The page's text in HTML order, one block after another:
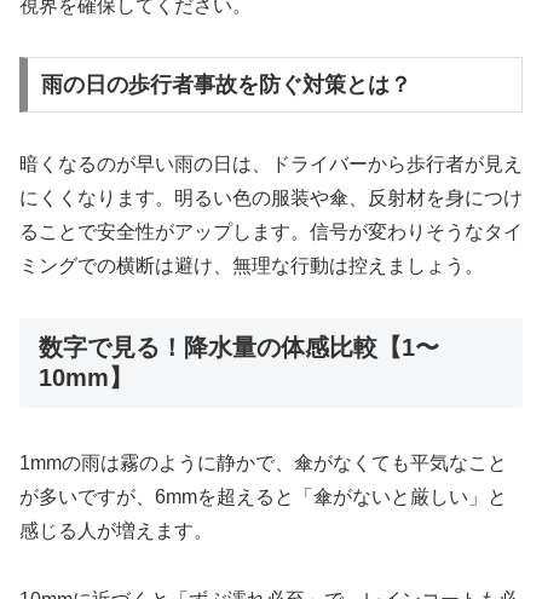
視界を確保してください。
雨の日の歩行者事故を防ぐ対策とは？
暗くなるのが早い雨の日は、ドライバーから歩行者が見え
にくくなります。明るい色の服装や傘、反射材を身につけ
ることで安全性がアップします。信号が変わりそうなタイ
ミングでの横断は避け、無理な行動は控えましょう。
数字で見る！降水量の体感比較【1〜
10mm】
1mmの雨は霧のように静かで、傘がなくても平気なこと
が多いですが、6mmを超えると「傘がないと厳しい」と
感じる人が増えます。